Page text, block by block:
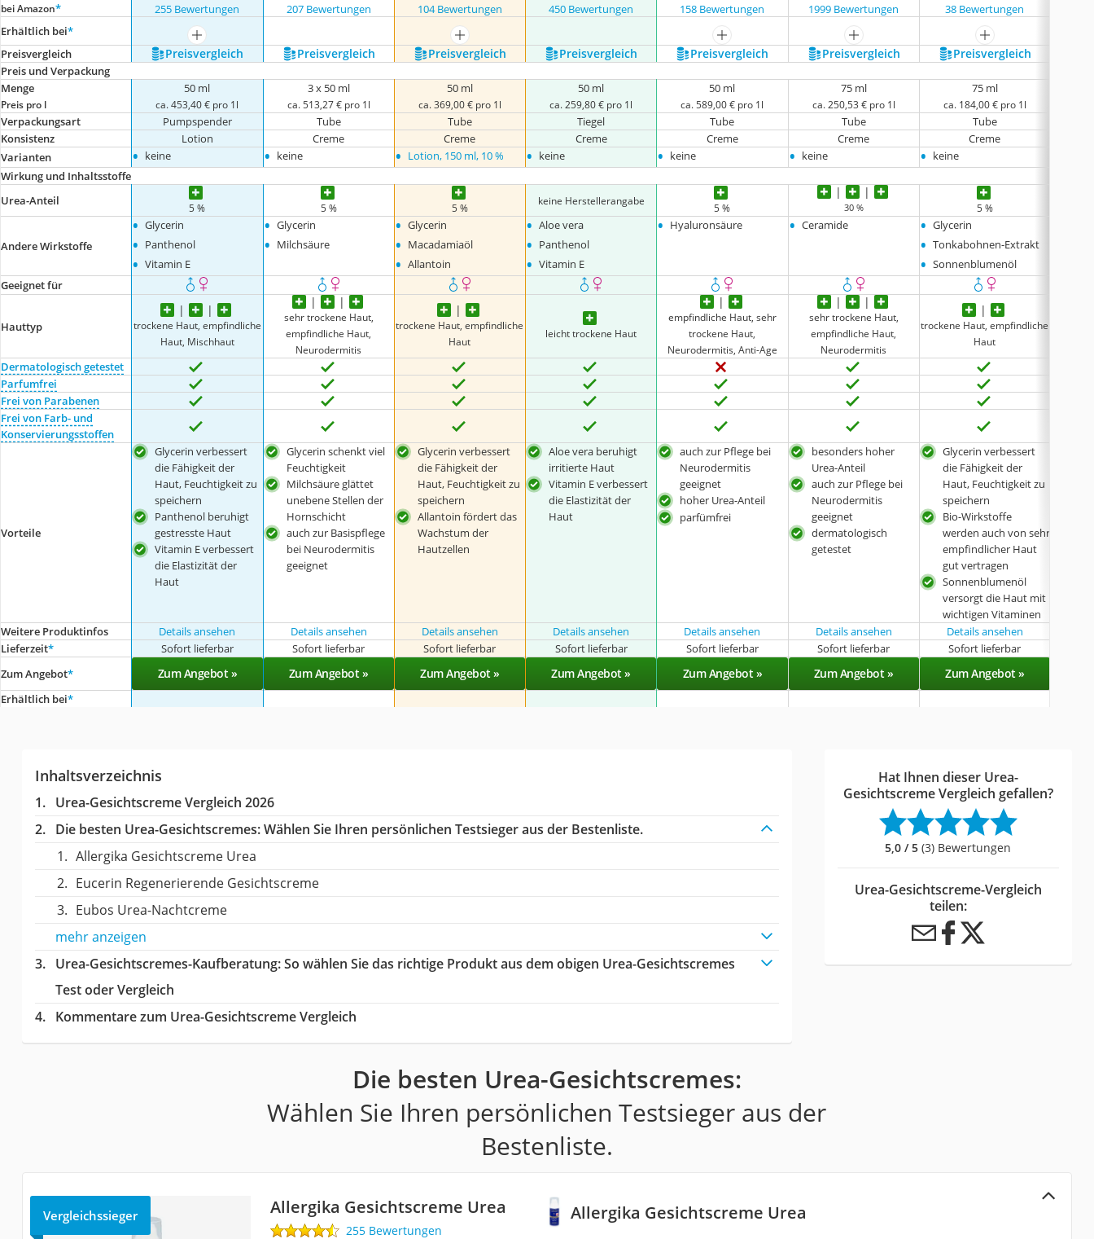
bei Amazon* 255 Bewertungen 207 Bewertungen 104 Bewertungen 450 Bewertungen 158 Bewertungen 1999 Bewertungen 38 Bewertungen
Erhältlich bei*
mehr anzeigen mehr anzeigen mehr anzeigen mehr anzeigen
mehr anzeigen
Preis­vergleich
Preis­vergleich Preis­vergleich Preis­vergleich Preis­vergleich Preis­vergleich Preis­vergleich Preis­vergleich
Preis und Verpackung
Menge
Preis pro l
50 ml
ca. 453,40 € pro 1l
3 x 50 ml
ca. 513,27 € pro 1l
50 ml
ca. 369,00 € pro 1l
50 ml
ca. 259,80 € pro 1l
50 ml
ca. 589,00 € pro 1l
75 ml
ca. 250,53 € pro 1l
75 ml
ca. 184,00 € pro 1l
Verpackungsart Pumpspender Tube Tube Tiegel Tube Tube
Tube
Konsistenz
Lotion Creme Creme Creme Creme Creme
Creme
Varianten
• keine • keine • Lotion, 150 ml, 10 % • keine • keine • keine • keine
Wirkung und Inhaltsstoffe
Urea-Anteil
5 % 5 % 5 %
keine Herstellerangabe
5 % 30 % 5 %
Andere Wirkstoffe
• Glycerin
• Panthenol
• Vitamin E
• Glycerin
• Milchsäure
• Glycerin
• Macadamiaöl
• Allantoin
• Aloe vera
• Panthenol
• Vitamin E
• Hyaluronsäure • Ceramide • Glycerin
• Tonkabohnen-Extrakt
• Sonnenblumenöl
Geeignet für
Hauttyp
trockene Haut, empfindliche
Haut, Mischhaut
sehr trockene Haut,
empfindliche Haut,
Neurodermitis
trockene Haut, empfindliche
Haut
leicht trockene Haut
empfindliche Haut, sehr
trockene Haut,
Neurodermitis, Anti-Age
sehr trockene Haut,
empfindliche Haut,
Neurodermitis
trockene Haut, empfindliche
Haut
Dermatologisch getestet
Parfumfrei
Frei von Parabenen
Frei von Farb- und
Konservierungsstoffen
Vorteile
Glycerin verbessert
die Fähigkeit der
Haut, Feuchtigkeit zu
speichern
Panthenol beruhigt
gestresste Haut
Vitamin E verbessert
die Elastizität der
Haut
Glycerin schenkt viel
Feuchtigkeit
Milchsäure glättet
unebene Stellen der
Hornschicht
auch zur Basispflege
bei Neurodermitis
geeignet
Glycerin verbessert
die Fähigkeit der
Haut, Feuchtigkeit zu
speichern
Allantoin fördert das
Wachstum der
Hautzellen
Aloe vera beruhigt
irritierte Haut
Vitamin E verbessert
die Elastizität der
Haut
auch zur Pflege bei
Neurodermitis
geeignet
hoher Urea-Anteil
parfümfrei
besonders hoher
Urea-Anteil
auch zur Pflege bei
Neurodermitis
geeignet
dermatologisch
getestet
Glycerin verbessert
die Fähigkeit der
Haut, Feuchtigkeit zu
speichern
Bio-Wirkstoffe
werden auch von sehr
empfindlicher Haut
gut vertragen
Sonnenblumenöl
versorgt die Haut mit
wichtigen Vitaminen
Weitere Produktinfos Details ansehen Details ansehen Details ansehen Details ansehen Details ansehen Details ansehen
Details ansehen
Lieferzeit* Sofort lieferbar Sofort lieferbar Sofort lieferbar Sofort lieferbar Sofort lieferbar Sofort lieferbar Sofort lieferbar
Zum Angebot* Zum Angebot » Zum Angebot » Zum Angebot » Zum Angebot » Zum Angebot » Zum Angebot » Zum Angebot »
Erhältlich bei*
Inhaltsverzeichnis
Urea-Gesichtscreme Vergleich 2026
Die besten Urea-Gesichtscremes:Wählen Sie Ihren persönlichen Testsieger aus der Bestenliste.
Allergika Gesichtscreme Urea
Eucerin Regenerierende Gesichtscreme
Eubos Urea-Nachtcreme
mehr anzeigen
Urea-Gesichtscremes-Kaufberatung: So wählen Sie das richtige Produkt aus dem obigen Urea-Gesichtscremes
Test oder Vergleich
Kommentare zum Urea-Gesichtscreme Vergleich
Hat Ihnen dieser Urea-
Gesichtscreme Vergleich gefallen?
5,0 / 5 (3) Bewertungen
Urea-Gesichtscreme-Vergleich
teilen:
Die besten Urea-Gesichtscremes:
Wählen Sie Ihren persönlichen Testsieger aus der
Bestenliste.
Allergika Gesichtscreme Urea
Vergleichssieger Allergika Gesichtscreme Urea
255 Bewertungen